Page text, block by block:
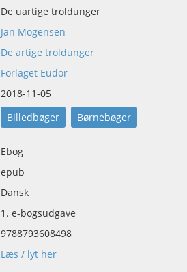
De uartige troldunger
Jan Mogensen
De artige troldunger
Forlaget Eudor
2018-11-05
Billedbøger Børnebøger
Ebog
epub
Dansk
1. e-bogsudgave
9788793608498
Læs / lyt her